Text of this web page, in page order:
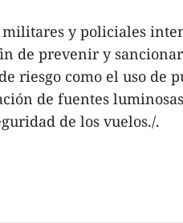
militares y policiales
de prevenir y
riesgo como el uso de
de fuentes
de los vuelos./.